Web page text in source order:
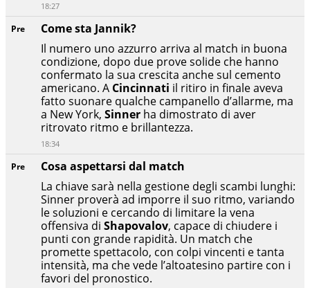
Pre
Cosa aspettarsi dal match
La chiave sarà nella gestione degli scambi lunghi:
Sinner proverà ad imporre il suo ritmo, variando
le soluzioni e cercando di limitare la vena
offensiva di Shapovalov, capace di chiudere i
punti con grande rapidità. Un match che
promette spettacolo, con colpi vincenti e tanta
intensità, ma che vede l’altoatesino partire con i
favori del pronostico.
Pre
Come sta Jannik?
Il numero uno azzurro arriva al match in buona
condizione, dopo due prove solide che hanno
confermato la sua crescita anche sul cemento
americano. A Cincinnati il ritiro in finale aveva
fatto suonare qualche campanello d’allarme, ma
a New York, Sinner ha dimostrato di aver
ritrovato ritmo e brillantezza.
18:34
18:27